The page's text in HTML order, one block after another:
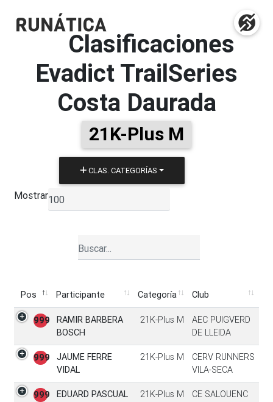
Clasificaciones
Evadict TrailSeries
Costa Daurada
21K-Plus M
CLAS. CATEGORÍAS
Mostrar
Pos Participante Categoría
Club
Pos
Participante Categoría Club
999
RAMIR BARBERA
BOSCH
21K-Plus M
AEC PUIGVERD
DE LLEIDA
999
JAUME FERRE
VIDAL
21K-Plus M
CERV RUNNERS
VILA-SECA
999
EDUARD PASCUAL
21K-Plus M CE SALOUENC